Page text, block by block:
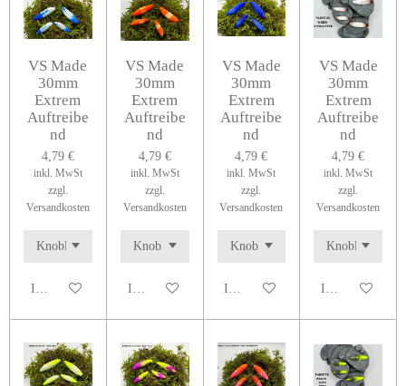
VS Made
30mm
Extrem
Auftreibe
nd
4,79 €
inkl. MwSt
zzgl.
Versandkosten
In den Warenkorb
VS Made
30mm
Extrem
Auftreibe
nd
4,79 €
inkl. MwSt
zzgl.
Versandkosten
In den Warenkorb
VS Made
30mm
Extrem
Auftreibe
nd
4,79 €
inkl. MwSt
zzgl.
Versandkosten
In den Warenkorb
VS Made
30mm
Extrem
Auftreibe
nd
4,79 €
inkl. MwSt
zzgl.
Versandkosten
In den